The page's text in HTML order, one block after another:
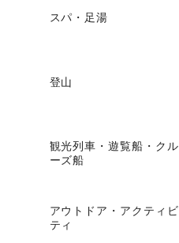
スパ・足湯
登山
観光列車・遊覧船・クル
ーズ船
アウトドア・アクティビ
ティ